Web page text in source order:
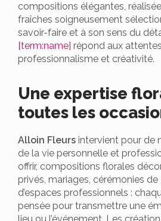
compositions élégantes,
fraîches soigneusement
savoir-faire et à son sens du
[term:name] répond aux
professionnalisme et créativité.
Une expertise
toutes les
Alloin Fleurs intervient pour de
de la vie personnelle et
offrir, compositions florales
privés, mariages, cérémonies
d’espaces professionnels :
pensée pour transmettre une